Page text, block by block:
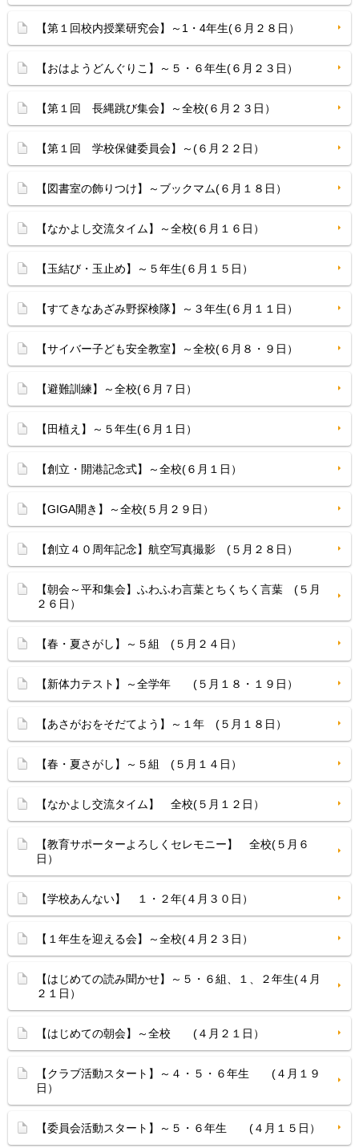
【第１回校内授業研究会】～1・4年生(６月２８日）
【おはようどんぐりこ】～５・６年生(６月２３日）
【第１回 長縄跳び集会】～全校(６月２３日）
【第１回 学校保健委員会】～(６月２２日）
【図書室の飾りつけ】～ブックマム(６月１８日）
【なかよし交流タイム】～全校(６月１６日）
【玉結び・玉止め】～５年生(６月１５日）
【すてきなあざみ野探検隊】～３年生(６月１１日）
【サイバー子ども安全教室】～全校(６月８・９日）
【避難訓練】～全校(６月７日）
【田植え】～５年生(６月１日）
【創立・開港記念式】～全校(６月１日）
【GIGA開き】～全校(５月２９日）
【創立４０周年記念】航空写真撮影 (５月２８日）
【朝会～平和集会】ふわふわ言葉とちくちく言葉 (５月
２６日）
【春・夏さがし】～５組 (５月２４日）
【新体力テスト】～全学年 (５月１８・１９日）
【あさがおをそだてよう】～１年 (５月１８日）
【春・夏さがし】～５組 (５月１４日）
【なかよし交流タイム】 全校(５月１２日）
【教育サポーターよろしくセレモニー】 全校(５月６
日）
【学校あんない】 １・２年(４月３０日）
【１年生を迎える会】～全校(４月２３日）
【はじめての読み聞かせ】～５・６組、１、２年生(４月
２１日）
【はじめての朝会】～全校 (４月２１日）
【クラブ活動スタート】～４・５・６年生 (４月１９
日）
【委員会活動スタート】～５・６年生 (４月１５日）